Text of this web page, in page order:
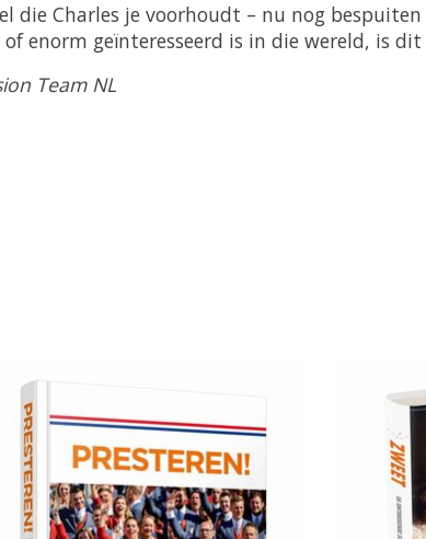
die Charles je voorhoudt – nu nog
enorm geïnteresseerd is in die wereld, is
Team NL